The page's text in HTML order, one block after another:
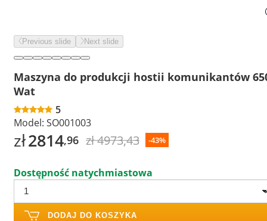
Previous slide Next slide
Maszyna do produkcji hostii komunikantów
Wat
5
Model: SO001003
zł2814,96 zł 4973,43 -43%
Dostępność natychmiastowa
DODAJ DO KOSZYKA